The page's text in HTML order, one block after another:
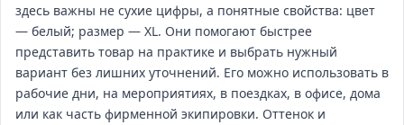
здесь важны не сухие цифры, а понятные свойства: цвет
— белый; размер — XL. Они помогают быстрее
представить товар на практике и выбрать нужный
вариант без лишних уточнений. Его можно использовать в
рабочие дни, на мероприятиях, в поездках, в офисе, дома
или как часть фирменной экипировки. Оттенок и